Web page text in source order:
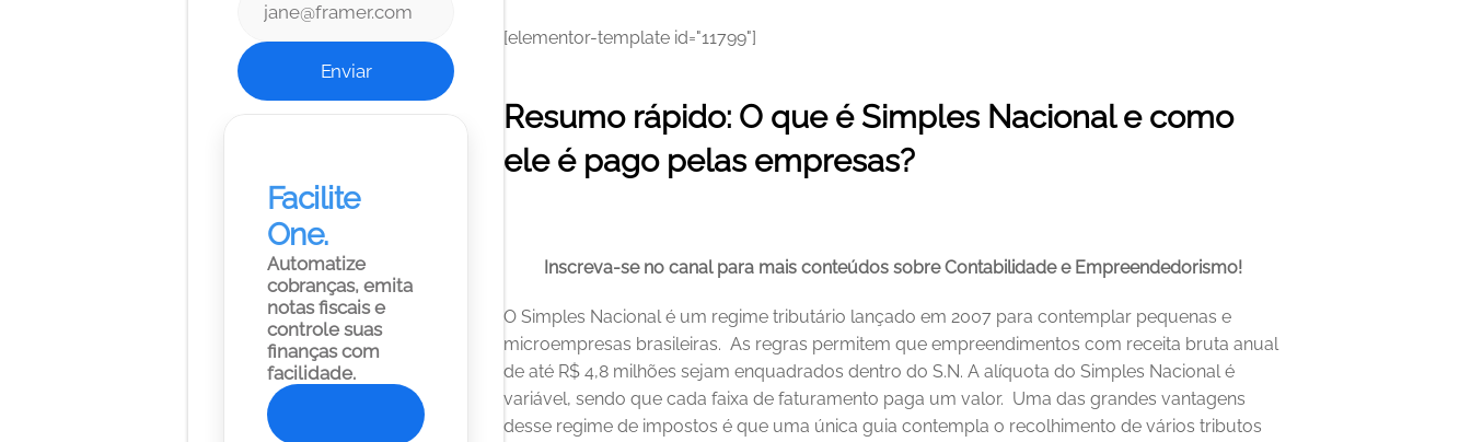
Enviar
Facilite
One.
Automatize
cobranças, emita
notas fiscais e
controle suas
finanças com
facilidade.
Experimente Gratis
[elementor-template id="11799"]
Resumo rápido: O que é Simples Nacional e como
ele é pago pelas empresas?
Inscreva-se no canal para mais conteúdos sobre Contabilidade e Empreendedorismo!
O Simples Nacional é um regime tributário lançado em 2007 para contemplar pequenas e
microempresas brasileiras. As regras permitem que empreendimentos com receita bruta anual
de até R$ 4,8 milhões sejam enquadrados dentro do S.N. A alíquota do Simples Nacional é
variável, sendo que cada faixa de faturamento paga um valor. Uma das grandes vantagens
desse regime de impostos é que uma única guia contempla o recolhimento de vários tributos